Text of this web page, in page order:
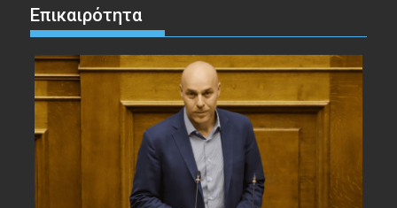
Επικαιρότητα